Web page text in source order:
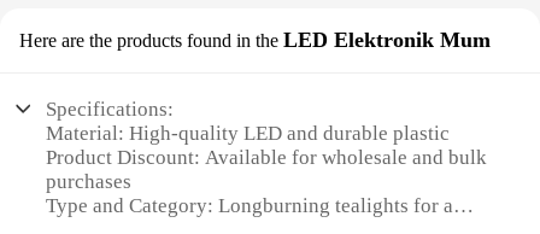
Here are the products found in the LED Elektronik Mum
Specifications:
Material: High-quality LED and durable plastic
Product Discount: Available for wholesale and bulk
purchases
Type and Category: Longburning tealights for a